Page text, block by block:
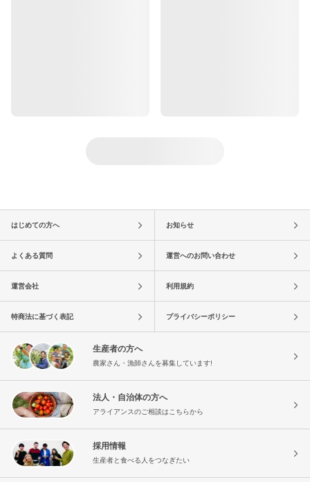
はじめての方へ お知らせ
よくある質問 運営へのお問い合わせ
運営会社 利用規約
特商法に基づく表記 プライバシーポリシー
生産者の方へ
農家さん・漁師さんを募集しています!
法人・自治体の方へ
アライアンスのご相談はこちらから
採用情報
生産者と食べる人をつなぎたい